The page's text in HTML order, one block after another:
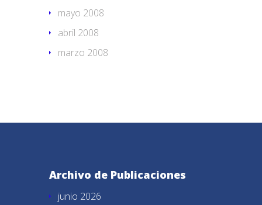
mayo 2008
abril 2008
marzo 2008
Archivo de Publicaciones
junio 2026